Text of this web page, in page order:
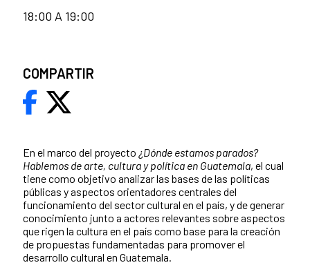
En el marco del proyecto ¿Dónde estamos parados?
Hablemos de arte, cultura y política en Guatemala, el cual
tiene como objetivo analizar las bases de las políticas
públicas y aspectos orientadores centrales del
funcionamiento del sector cultural en el país, y de generar
conocimiento junto a actores relevantes sobre aspectos
que rigen la cultura en el país como base para la creación
de propuestas fundamentadas para promover el
desarrollo cultural en Guatemala.
18:00 A 19:00
COMPARTIR